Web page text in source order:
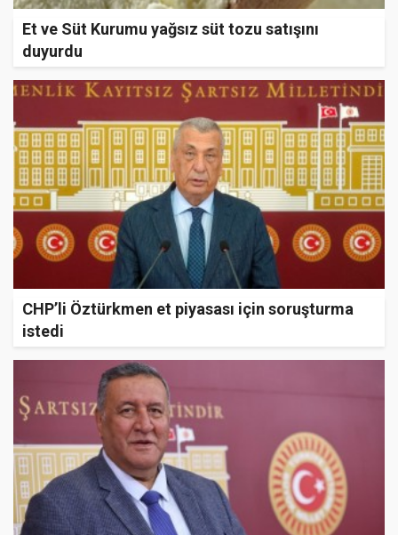
Et ve Süt Kurumu yağsız süt tozu satışını
duyurdu
CHP’li Öztürkmen et piyasası için soruşturma
istedi